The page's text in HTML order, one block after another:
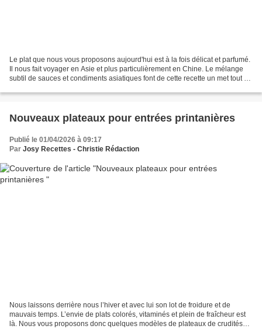
Le plat que nous vous proposons aujourd'hui est à la fois délicat et parfumé.
Il nous fait voyager en Asie et plus particulièrement en Chine. Le mélange
subtil de sauces et condiments asiatiques font de cette recette un met tout en
Nouveaux plateaux pour entrées printanières
Publié le 01/04/2026 à 09:17
Par Josy Recettes - Christie Rédaction
Nous laissons derrière nous l’hiver et avec lui son lot de froidure et de
mauvais temps. L’envie de plats colorés, vitaminés et plein de fraîcheur est
là. Nous vous proposons donc quelques modèles de plateaux de crudités